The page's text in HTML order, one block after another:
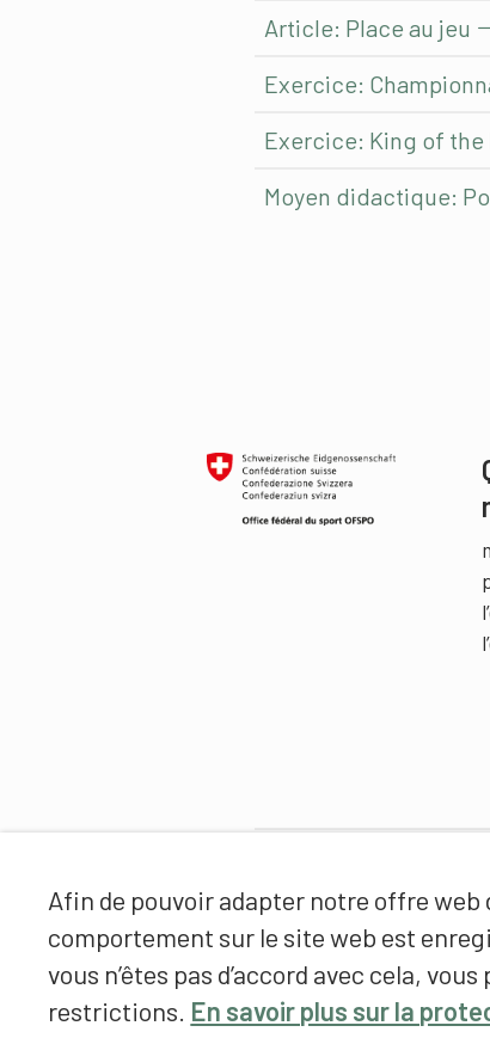
Afin de pouvoir adapter notre offre web
comportement sur le site web est
vous n’êtes pas d’accord avec cela,
restrictions. En savoir plus sur la
Article: Place au jeu
Exercice:
Exercice: King of the
Moyen didactique: